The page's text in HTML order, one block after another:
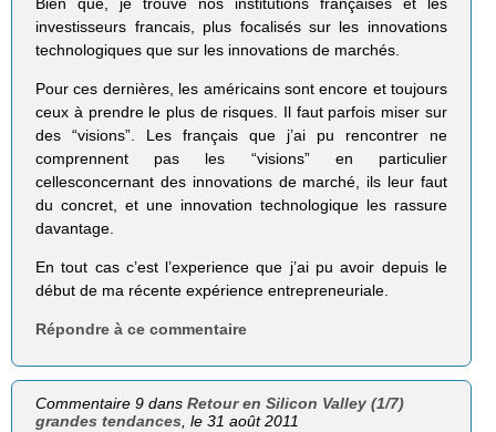
investisseurs francais, plus focalisés sur les innovations
technologiques que sur les innovations de marchés.
Pour ces dernières, les américains sont encore et toujours
ceux à prendre le plus de risques. Il faut parfois miser sur
des “visions”. Les français que j’ai pu rencontrer ne
comprennent pas les “visions” en particulier
cellesconcernant des innovations de marché, ils leur faut
du concret, et une innovation technologique les rassure
davantage.
En tout cas c’est l’experience que j’ai pu avoir depuis le
début de ma récente expérience entrepreneuriale.
Répondre à ce commentaire
Commentaire 9 dansRetour en Silicon Valley (1/7)
grandes tendances , le 31 août 2011